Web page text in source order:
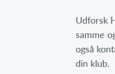
Udforsk
samme
også
din klub.